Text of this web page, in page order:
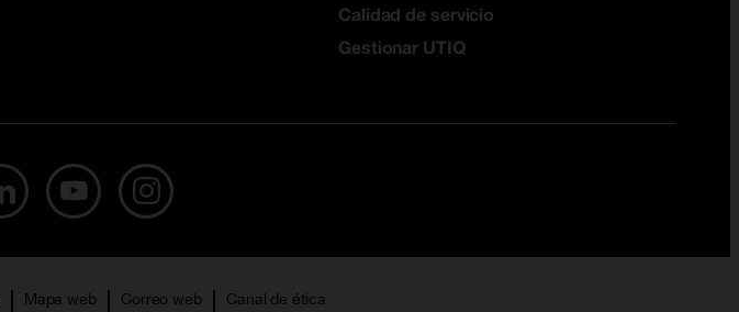
Calidad de servicio
Gestionar UTIQ
Mapa web Correo web Canal de ética